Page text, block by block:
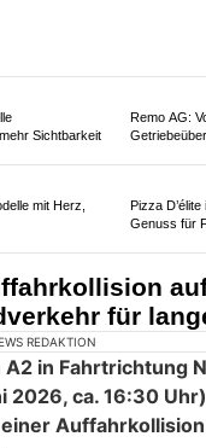
REDAKTION
und einem
dabei verletzt
Versorgung ins